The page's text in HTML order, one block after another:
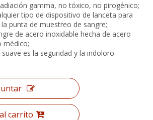
gamma, no tóxico, no pirogénico;
tipo de dispositivo de lanceta para
punta de muestreo de sangre;
de acero inoxidable hecha de acero
médico;
es la seguridad y la indoloro.
carrito